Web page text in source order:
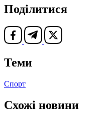
Поділитися
Теми
Спорт
Схожі новини